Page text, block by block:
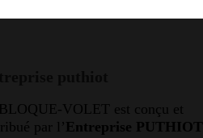
VOLET est conçu et
par l’ Entreprise PUTHIOT